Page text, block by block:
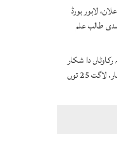
لاہور بورڈ
فیصدی طالب علم
دا شکار
تے دیری نال دوچار، لاگت 25 توں